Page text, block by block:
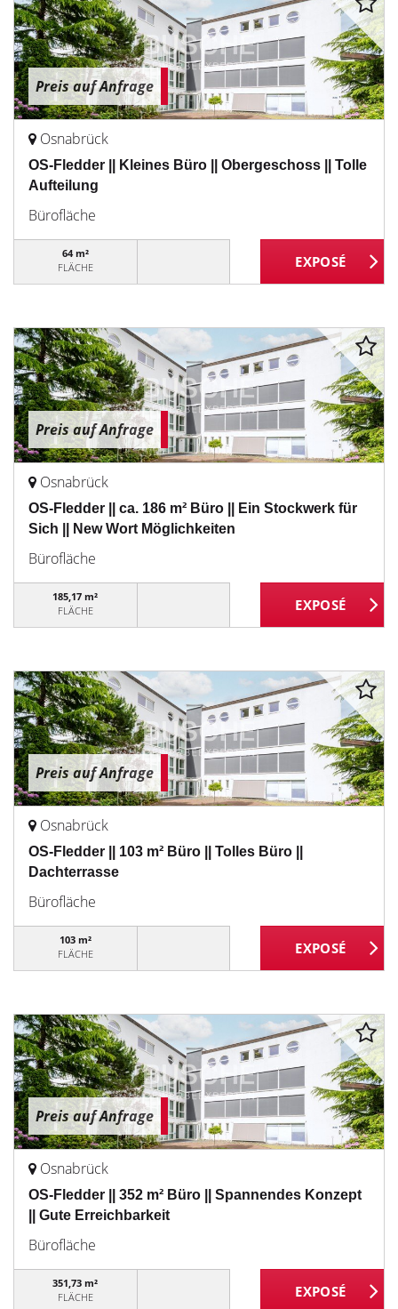
Preis auf Anfrage
Osnabrück
OS-Fledder || Kleines Büro || Obergeschoss || Tolle
Aufteilung
Bürofläche
64 m²
FLÄCHE
Preis auf Anfrage
Osnabrück
OS-Fledder || ca. 186 m² Büro || Ein Stockwerk für
Sich || New Wort Möglichkeiten
Bürofläche
185,17 m²
FLÄCHE
Preis auf Anfrage
Osnabrück
OS-Fledder || 103 m² Büro || Tolles Büro ||
Dachterrasse
Bürofläche
103 m²
FLÄCHE
Preis auf Anfrage
Osnabrück
OS-Fledder || 352 m² Büro || Spannendes Konzept
|| Gute Erreichbarkeit
Bürofläche
351,73 m²
FLÄCHE